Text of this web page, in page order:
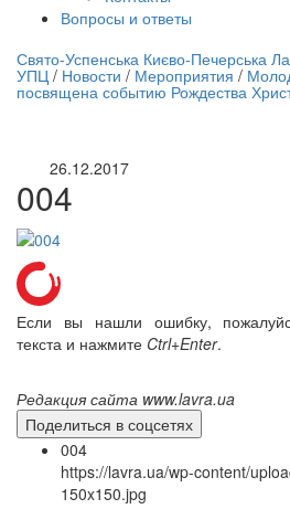
Вопросы и ответы
трансляция | 12 сентября
Свято-Успенська Києво-Печерська
УПЦ / Новости / Мероприятия /
посвящена событию Рождества
26.12.2017
004
Если вы нашли ошибку,
текста и нажмите Ctrl+Enter.
Редакция сайта www.lavra.ua
Поделиться в соцсетях
004
https://lavra.ua/wp-content/
150x150.jpg